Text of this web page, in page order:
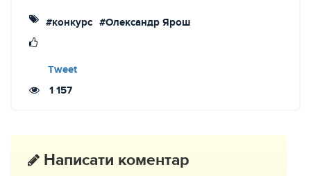
#конкурс #Олександр Ярош
Tweet
1 157
Написати коментар